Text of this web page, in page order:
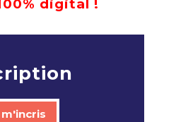
digital !
m'incris